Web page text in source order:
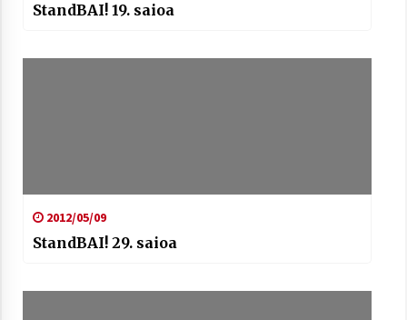
StandBAI! 19. saioa
2012/05/09
StandBAI! 29. saioa